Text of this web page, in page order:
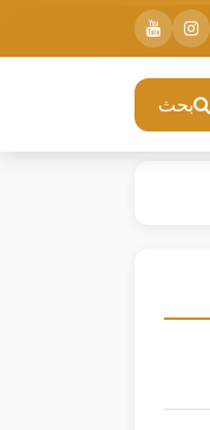
بحث